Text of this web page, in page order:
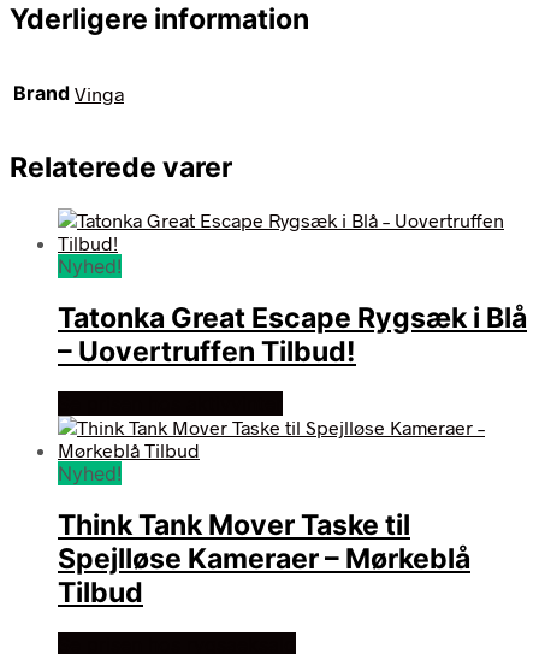
Yderligere information
Brand Vinga
Relaterede varer
Nyhed!
Tatonka Great Escape Rygsæk i Blå
– Uovertruffen Tilbud!
Nyhed!
Think Tank Mover Taske til
Spejlløse Kameraer – Mørkeblå
Tilbud